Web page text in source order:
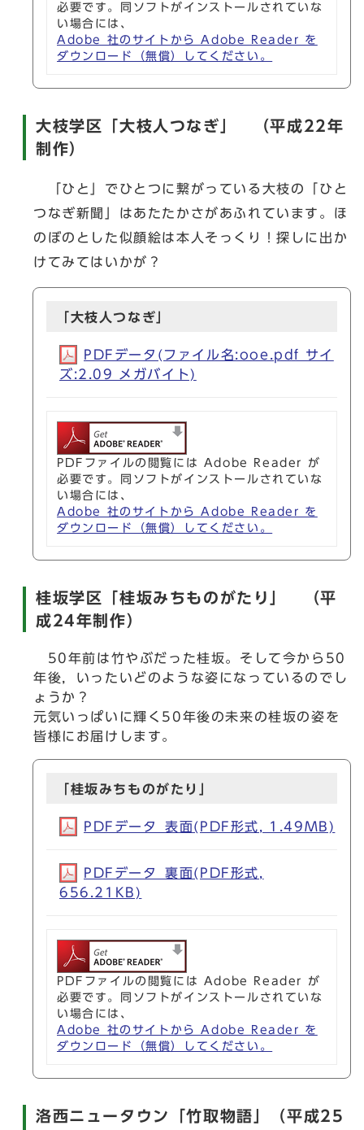
必要です。同ソフトがインストールされていな
い場合には、
Adobe 社のサイトから Adobe Reader を
ダウンロード（無償）してください。
大枝学区「大枝人つなぎ」 （平成22年
制作）
「ひと」でひとつに繋がっている大枝の「ひと
つなぎ新聞」はあたたかさがあふれています。ほ
のぼのとした似顔絵は本人そっくり！探しに出か
けてみてはいかが？
「大枝人つなぎ」
PDFデータ(ファイル名:ooe.pdf サイ
ズ:2.09 メガバイト)
PDFファイルの閲覧には Adobe Reader が
必要です。同ソフトがインストールされていな
い場合には、
Adobe 社のサイトから Adobe Reader を
ダウンロード（無償）してください。
桂坂学区「桂坂みちものがたり」 （平
成24年制作）
50年前は竹やぶだった桂坂。そして今から50
年後，いったいどのような姿になっているのでし
ょうか？
元気いっぱいに輝く50年後の未来の桂坂の姿を
皆様にお届けします。
「桂坂みちものがたり」
PDFデータ_表面(PDF形式, 1.49MB)
PDFデータ_裏面(PDF形式,
656.21KB)
PDFファイルの閲覧には Adobe Reader が
必要です。同ソフトがインストールされていな
い場合には、
Adobe 社のサイトから Adobe Reader を
ダウンロード（無償）してください。
洛西ニュータウン「竹取物語」（平成25